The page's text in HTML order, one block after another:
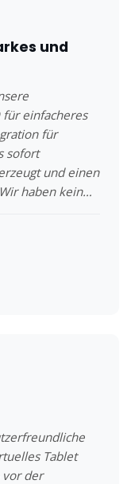
und
einfacheres
für
sofort
und einen
haben kein
Offenheit
Tablet
vor der